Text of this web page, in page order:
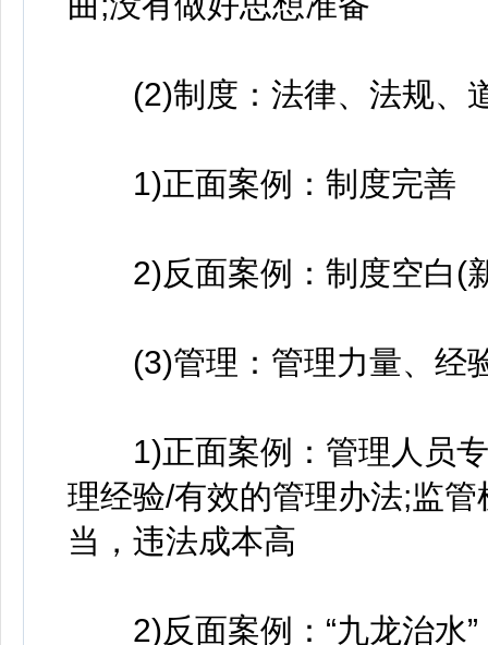
(2)制度：法律、法规、
1)正面案例：制度完善
2)反面案例：制度空白(
(3)管理：管理力量、经
1)正面案例：管理人员专
理经验/有效的管理办法;监
当，违法成本高
2)反面案例：“九龙治水”